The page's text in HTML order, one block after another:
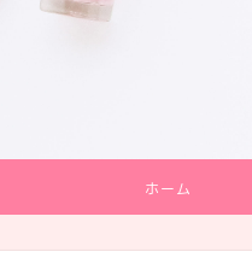
ホーム